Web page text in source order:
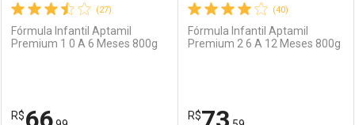
(27)
Fórmula Infantil Aptamil
Premium 1 0 A 6 Meses 800g
R$
(40)
Fórmula Infantil Aptamil
Premium 2 6 A 12 Meses 800g
R$